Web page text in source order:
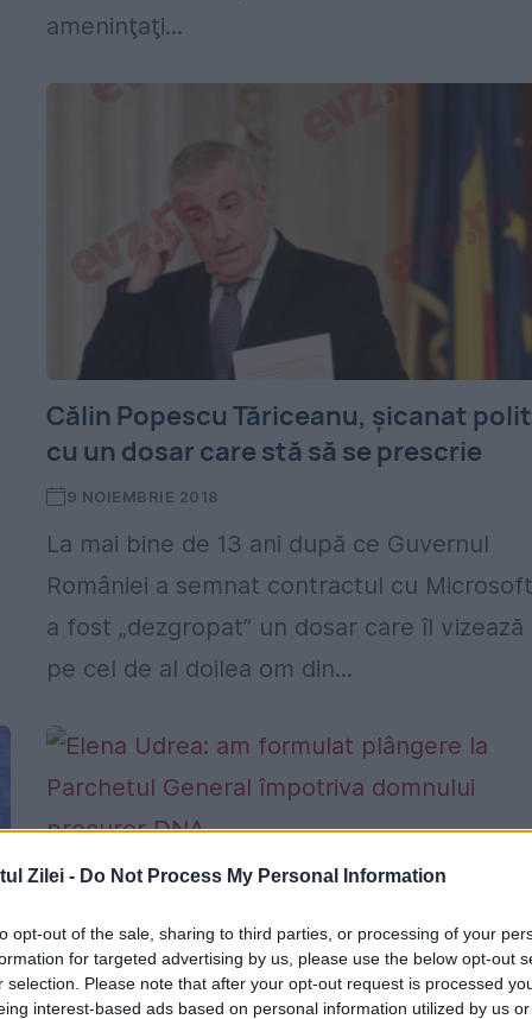
Zilei - Do Not Process My Personal Information
opt-out of the sale, sharing to third parties, or processing of your
for targeted advertising by us, please use the below opt-out
selection. Please note that after your opt-out request is processed
interest-based ads based on personal information utilized by us
ameninţaţi...
Călin Popescu Tăriceanu, șicanat
cu un dosar care stă să se prescrie
9 NOIEMBRIE 2018
La mai bine de 13 ani după ce Guvernul
României a semnat contractul cu
a fost „dezgropat” un dosar care îl vizează
pe cel de al doilea om din...
Elena Udrea: am formulat plângere la
Parchetul General împotriva domnului
procuror DNA
19 IULIE 2017